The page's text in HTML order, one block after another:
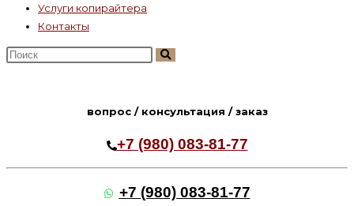
Услуги копирайтера
Контакты
Поиск
вопрос / консультация / заказ
+7 (980) 083-81-77
+7 (980) 083-81-77